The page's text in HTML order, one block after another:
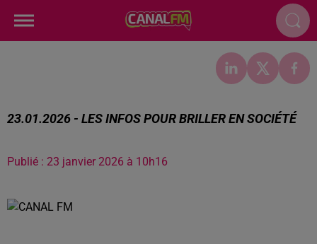
23.01.2026 - LES INFOS POUR BRILLER EN SOCIÉTÉ
Publié : 23 janvier 2026 à 10h16